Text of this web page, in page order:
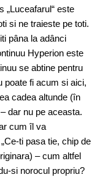
este
si ne traieste pe toti.
pâna la adânci
Hyperion este
se abtine pentru
poate fi acum si aici,
cadea altunde (în
dar nu pe aceasta.
cum îl va
ti pasa tie, chip de
– cum altfel
si norocul propriu?